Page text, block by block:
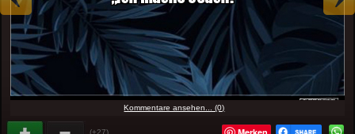
Kommentare ansehen... (0)
(+27)